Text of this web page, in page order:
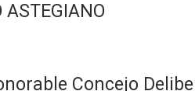
ASTEGIANO
Concejo